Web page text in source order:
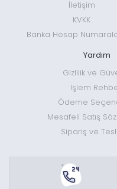
İletişim
KVKK
Banka Hesap
Yardım
Gizlilik ve
İşlem
Ödeme
Mesafeli Satış
Sipariş ve